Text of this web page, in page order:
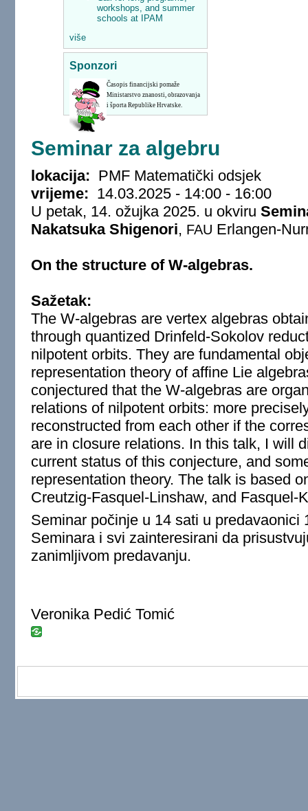
workshops, and summer
schools at IPAM
više
Sponzori
Časopis financijski pomaže
Ministarstvo znanosti, obrazovanja
i športa Republike Hrvatske.
Seminar za algebru
lokacija: PMF Matematički odsjek
vrijeme: 14.03.2025 - 14:00- 16:00
U petak, 14. ožujka 2025. u okviru
Nakatsuka Shigenori, FAU Erlangen-
On the structure of W-algebras.
Sažetak:
The W-algebras are vertex algebras
through quantized Drinfeld-Sokolov
nilpotent orbits. They are fundamental
representation theory of affine Lie
conjectured that the W-algebras are
relations of nilpotent orbits: more
reconstructed from each other if the
are in closure relations. In this talk, I will
current status of this conjecture, and
representation theory. The talk is based
Creutzig-Fasquel-Linshaw, and Fasquel-
Seminar počinje u 14 sati u predavaonici
Seminara i svi zainteresirani da
zanimljivom predavanju.
Veronika Pedić Tomić